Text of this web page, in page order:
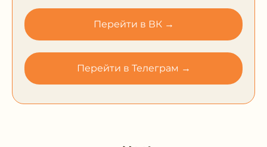
Перейти в ВК →
Перейти в Телеграм →